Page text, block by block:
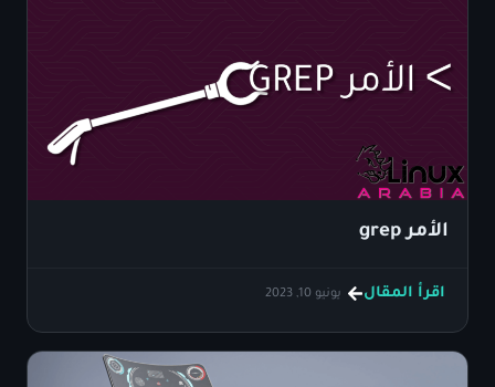
الأمر grep
اقرأ المقال يونيو 10, 2023